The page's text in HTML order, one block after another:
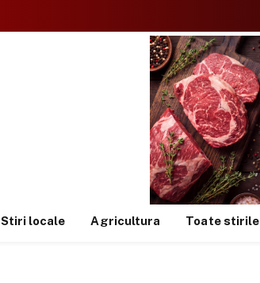
Stiri locale Agricultura Toate stirile